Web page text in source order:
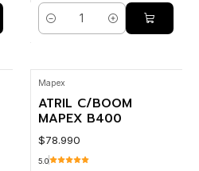
Cantidad
Mapex
ATRIL C/BOOM
MAPEX B400
$78.990
5.0